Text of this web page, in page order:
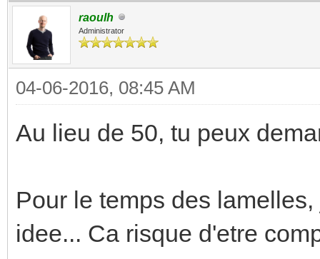
raoulh
Administrator
04-06-2016, 08:45 AM
Au lieu de 50, tu peux
Pour le temps des
idee... Ca risque d'etre